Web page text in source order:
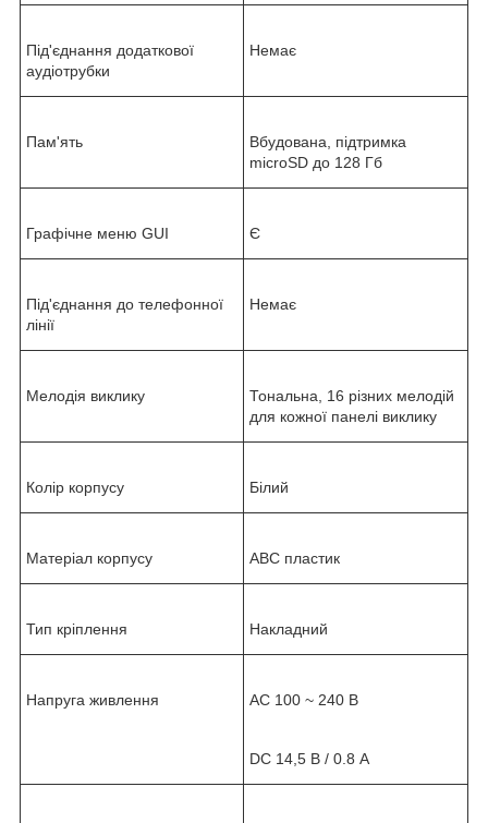
Під'єднання додаткової
аудіотрубки
Немає
Пам'ять
Вбудована, підтримка
microSD до 128 Гб
Графічне меню GUI Є
Під'єднання до телефонної
лінії
Немає
Мелодія виклику
Тональна, 16 різних мелодій
для кожної панелі виклику
Колір корпусу Білий
Матеріал корпусу ABC пластик
Тип кріплення Накладний
Напруга живлення АС 100 ~ 240 В
DC 14,5 В / 0.8 А